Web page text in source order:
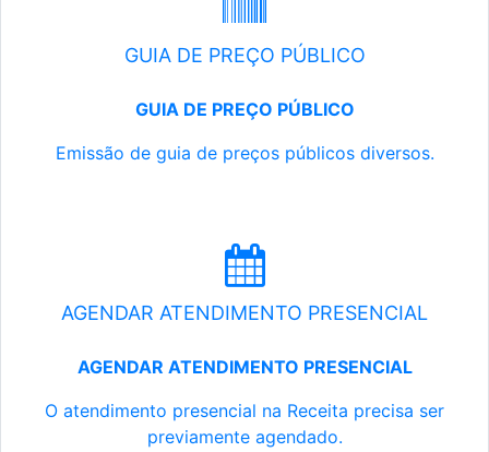
GUIA DE PREÇO PÚBLICO
GUIA DE PREÇO PÚBLICO
Emissão de guia de preços públicos diversos.
AGENDAR ATENDIMENTO PRESENCIAL
AGENDAR ATENDIMENTO PRESENCIAL
O atendimento presencial na Receita precisa ser
previamente agendado.